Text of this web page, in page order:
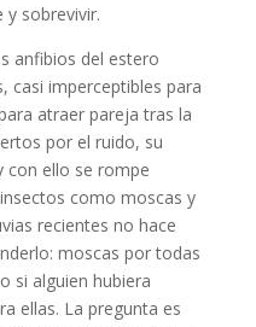
y sobrevivir.
anfibios del estero
casi imperceptibles para
atraer pareja tras la
por el ruido, su
con ello se rompe
como moscas y
recientes no hace
moscas por todas
si alguien hubiera
ellas. La pregunta es